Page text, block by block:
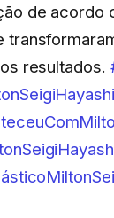
de acordo
resultados.